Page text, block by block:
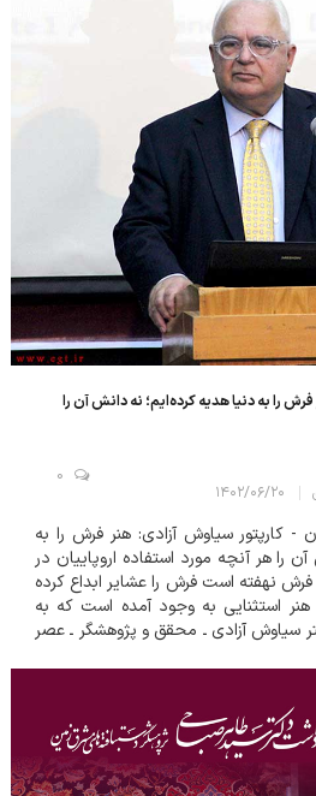
را به دنيا هديه كرده‌ايم؛ نه دانش آن را
۱۴۰۲/۰۶/۲۰
0
- کارپتور سياوش آزادي: هنر فرش را به
را هر آنچه مورد استفاده اروپاييان در
نهفته است فرش را عشاير ابداع كرده
استثنايي به وجود آمده است كه به
سياوش آزادی ـ محقق و پژوهشگر ـ عصر